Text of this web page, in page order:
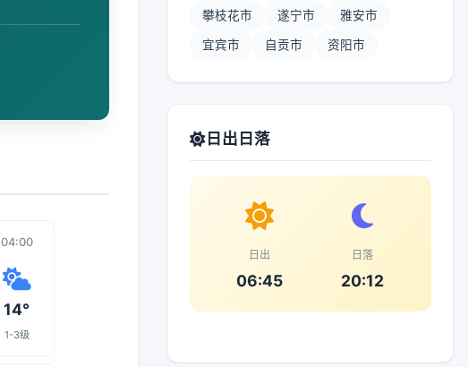
04:00
14°
1-3级
攀枝花市 遂宁市 雅安市
宜宾市 自贡市 资阳市
日出日落
日出
06:45
日落
20:12